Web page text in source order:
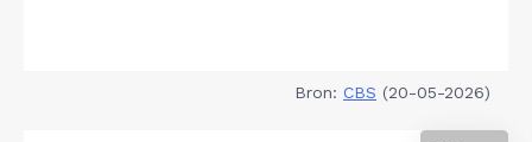
Bron: CBS (20-05-2026)